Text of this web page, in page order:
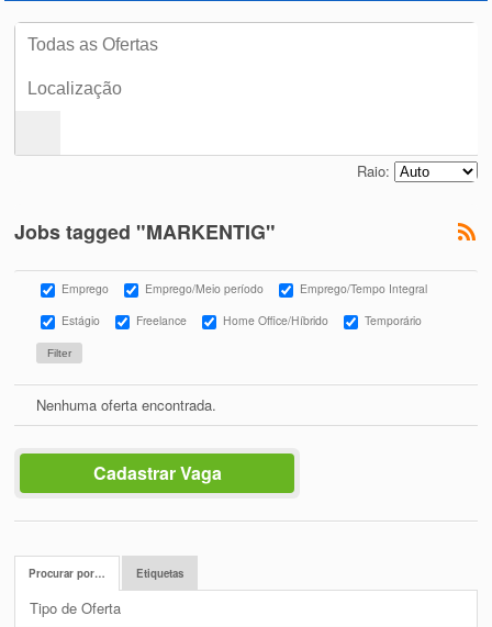
Raio:
Jobs tagged "MARKENTIG"
Emprego Emprego/Meio período
Emprego/Tempo Integral
Estágio
Freelance Home Office/Híbrido Temporário
Nenhuma oferta encontrada.
Cadastrar Vaga
Procurar por… Etiquetas
Tipo de Oferta